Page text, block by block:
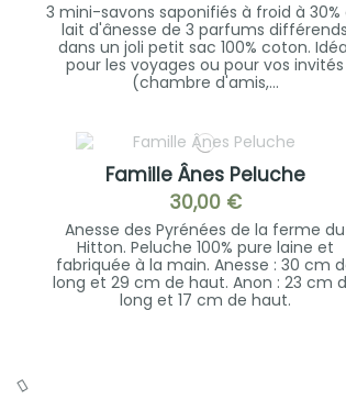
3 mini-savons saponifiés à froid à 30%
lait d'ânesse de 3 parfums différends
dans un joli petit sac 100% coton.
pour les voyages ou pour vos invités
(chambre d'amis,...
Famille Ânes Peluche
30,00 €
Anesse des Pyrénées de la ferme du
Hitton. Peluche 100% pure laine et
fabriquée à la main. Anesse : 30 cm
long et 29 cm de haut. Anon : 23 cm
long et 17 cm de haut.